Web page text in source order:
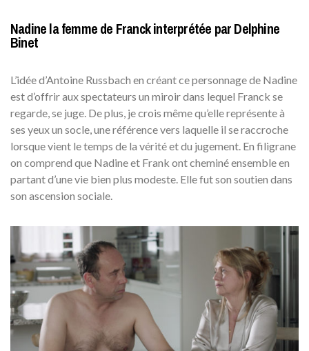
Nadine la femme de Franck interprétée par Delphine
Binet
L’idée d’Antoine Russbach en créant ce personnage de Nadine
est d’offrir aux spectateurs un miroir dans lequel Franck se
regarde, se juge. De plus, je crois même qu’elle représente à
ses yeux un socle, une référence vers laquelle il se raccroche
lorsque vient le temps de la vérité et du jugement. En filigrane
on comprend que Nadine et Frank ont cheminé ensemble en
partant d’une vie bien plus modeste. Elle fut son soutien dans
son ascension sociale.